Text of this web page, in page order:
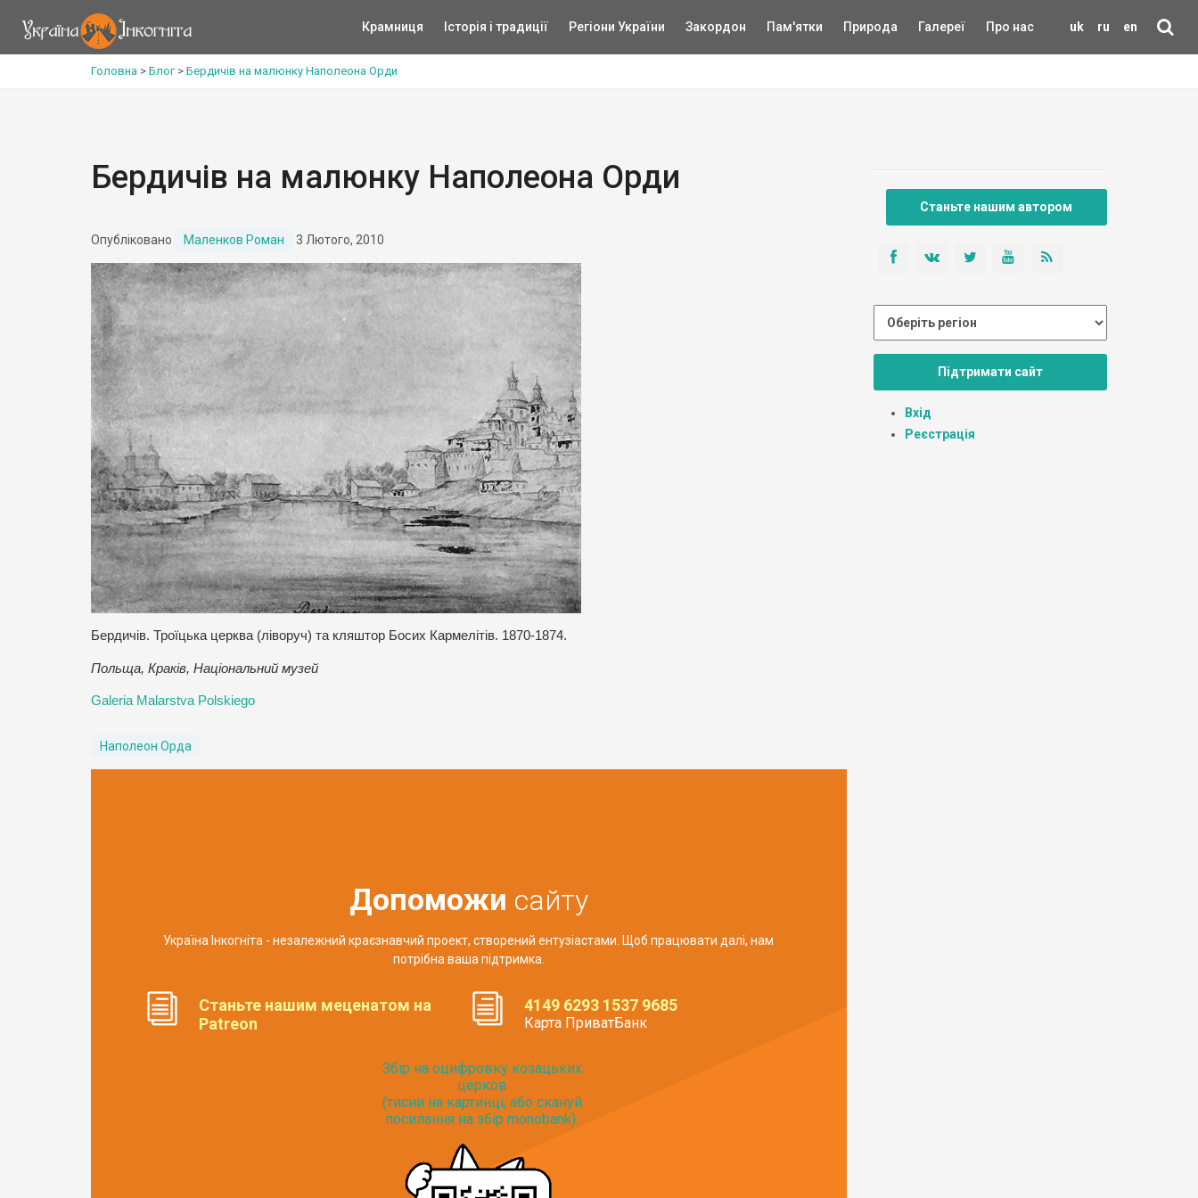
uk ru en
Крамниця Історія і традиції Регіони України Закордон Пам'ятки Природа Галереї Про нас
Головна > Блог> Бердичів на малюнку Наполеона Орди
Бердичів на малюнку Наполеона Орди
Опубліковано Маленков Роман 3 Лютого, 2010
Бердичів. Троїцька церква (ліворуч) та кляштор Босих Кармелітів. 1870-1874.
Польща, Краків, Національний музей
Galeria Malarstva Polskiego
Наполеон Орда
Допоможи сайту
Україна Інкогніта - незалежний краєзнавчий проект, створений ентузіастами. Щоб працювати далі, нам
потрібна ваша підтримка.
Станьте нашим меценатом на
Patreon
4149 6293 1537 9685
Карта ПриватБанк
Збір на оцифровку козацьких
церков
(тисни на картинці, або скануй
посилання на збір monobank):
Станьте нашим автором
Підтримати сайт
Вхід
Реєстрація